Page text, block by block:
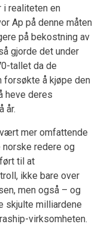
i realiteten en
Ap på denne måten
på bekostning av
gjorde det under
tallet da de
forsøkte å kjøpe den
heve deres
år.
mer omfattende
redere og
til at
ikke bare over
men også – og
skjulte milliardene
virksomheten.